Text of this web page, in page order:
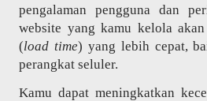
pengalaman pengguna dan
website yang kamu kelola
(load time) yang lebih cepat,
perangkat seluler.
Kamu dapat meningkatkan